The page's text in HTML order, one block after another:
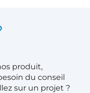
produit,
du conseil
sur un projet ?